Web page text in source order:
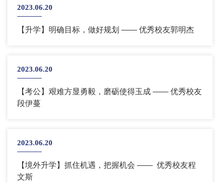
2023.06.20
【升学】明确目标，做好规划 —— 优秀校友郭明杰
2023.06.20
【考公】艰难方显勇毅，磨砺使得玉成 —— 优秀校友
段伊蔓
2023.06.20
【境外升学】抓住机遇，把握机会 —— 优秀校友程
文斯